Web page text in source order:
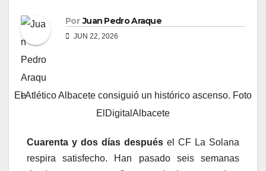
Por Juan Pedro Araque
JUN 22, 2026
El Atlético Albacete consiguió un histórico ascenso. Foto
ElDigitalAlbacete
Cuarenta y dos días después el CF La Solana
respira satisfecho. Han pasado seis semanas